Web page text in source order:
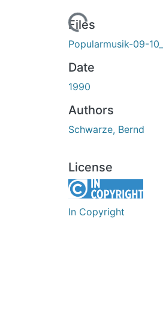
Loading...
Files
Popularmusik-09-
Date
1990
Authors
Schwarze, Bernd
License
In Copyright